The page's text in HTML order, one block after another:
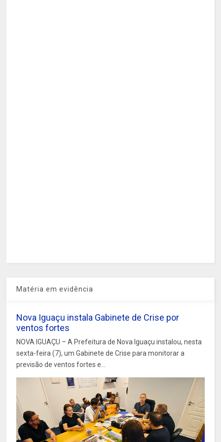
Matéria em evidência
Nova Iguaçu instala Gabinete de Crise por
ventos fortes
NOVA IGUAÇU – A Prefeitura de Nova Iguaçu instalou, nesta
sexta-feira (7), um Gabinete de Crise para monitorar a
previsão de ventos fortes e...